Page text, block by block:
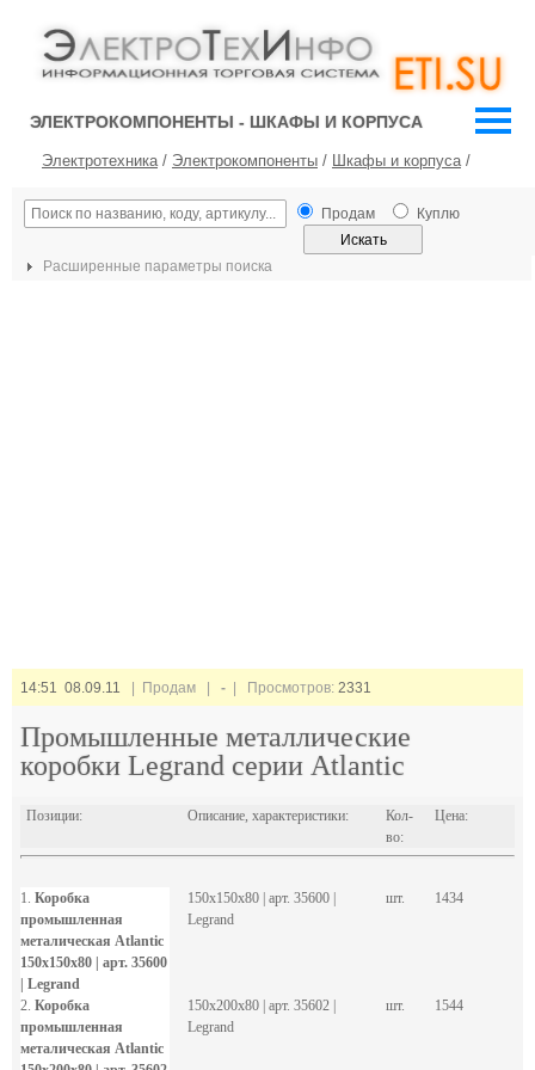
ЭЛЕКТРОКОМПОНЕНТЫ - ШКАФЫ И КОРПУСА
Электротехника/ Электрокомпоненты / Шкафы и корпуса/
Продам Куплю
Расширенные параметры поиска
14:51 08.09.11 | Продам | - | Просмотров: 2331
Промышленные металлические
коробки Legrand серии Atlantic
Позиции: Описание, характеристики:
Кол-
во:
Цена:
1. Коробка
промышленная
металическая Atlantic
150х150х80 | арт. 35600
| Legrand
150х150х80 | арт. 35600 |
Legrand
шт. 1434
2. Коробка
промышленная
металическая Atlantic
150х200х80 | арт. 35602 |
Legrand
шт. 1544